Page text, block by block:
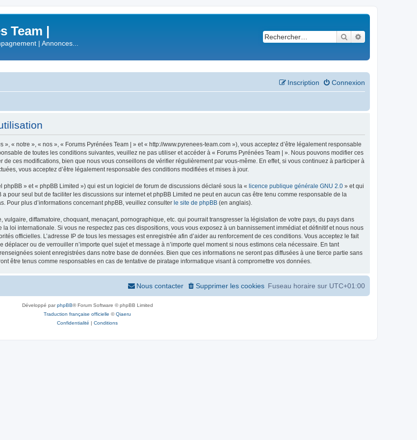
Team |
| Annonces...
Rechercher
Connexion
Inscription
« notre », « nos », « Forums Pyrénées Team | » et « http://www.pyrenees-team.com »), vous acceptez d’être légalement responsable
de toutes les conditions suivantes, veuillez ne pas utiliser et accéder à « Forums Pyrénées Team | ». Nous pouvons modifier ces
ces modifications, bien que nous vous conseillons de vérifier régulièrement par vous-même. En effet, si vous continuez à participer à
vous acceptez d’être légalement responsable des conditions modifiées et mises à jour.
» et « phpBB Limited ») qui est un logiciel de forum de discussions déclaré sous la « licence publique générale GNU 2.0 » et qui
pour seul but de faciliter les discussions sur internet et phpBB Limited ne peut en aucun cas être tenu comme responsable de la
Pour plus d’informations concernant phpBB, veuillez consulter le site de phpBB (en anglais).
diffamatoire, choquant, menaçant, pornographique, etc. qui pourrait transgresser la législation de votre pays, du pays dans
loi internationale. Si vous ne respectez pas ces dispositions, vous vous exposez à un bannissement immédiat et définitif et nous nous
officielles. L’adresse IP de tous les messages est enregistrée afin d’aider au renforcement de ces conditions. Vous acceptez le fait
ou de verrouiller n’importe quel sujet et message à n’importe quel moment si nous estimons cela nécessaire. En tant
soient enregistrées dans notre base de données. Bien que ces informations ne seront pas diffusées à une tierce partie sans
être tenus comme responsables en cas de tentative de piratage informatique visant à compromettre vos données.
Fuseau horaire sur UTC+01:00
Supprimer les cookies
Nous contacter
Développé parphpBB® Forum Software © phpBB Limited
Traduction française officielle ©Qiaeru
Confidentialité | Conditions